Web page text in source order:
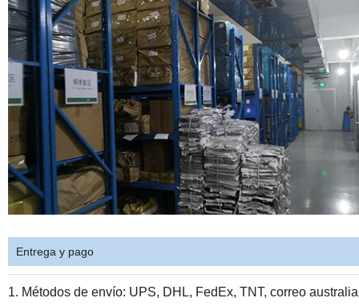
Entrega y pago
1. Métodos de envío: UPS, DHL, FedEx, TNT, correo